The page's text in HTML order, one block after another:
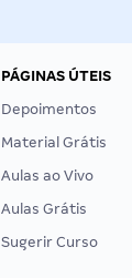
PÁGINAS ÚTEIS
Depoimentos
Material Grátis
Aulas ao Vivo
Aulas Grátis
Sugerir Curso